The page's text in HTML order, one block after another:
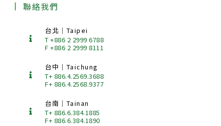
聯絡我們
台北｜Taipei
T +886 2 2999 6788
F +886 2 2999 8111
台中｜Taichung
T+ 886.4.2569.3688
F+ 886.4.2568.9377
台南｜Tainan
T+ 886.6.384.1885
F+ 886.6.384.1890